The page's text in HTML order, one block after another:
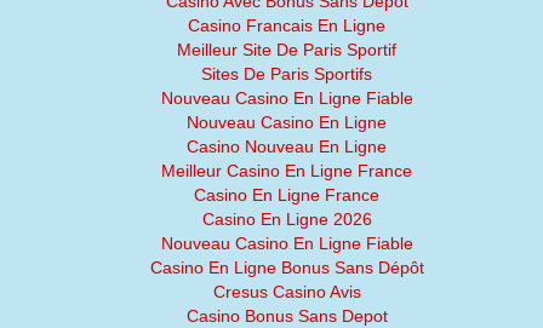
Casino Francais En Ligne
Meilleur Site De Paris Sportif
Sites De Paris Sportifs
Nouveau Casino En Ligne Fiable
Nouveau Casino En Ligne
Casino Nouveau En Ligne
Meilleur Casino En Ligne France
Casino En Ligne France
Casino En Ligne 2026
Nouveau Casino En Ligne Fiable
Casino En Ligne Bonus Sans Dépôt
Cresus Casino Avis
Casino Bonus Sans Depot